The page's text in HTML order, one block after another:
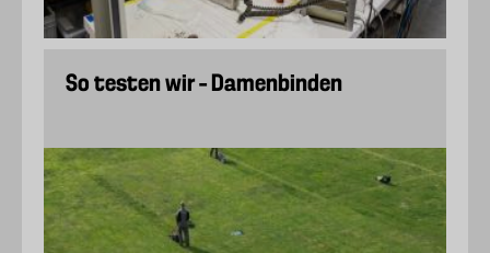
So testen wir – Damenbinden